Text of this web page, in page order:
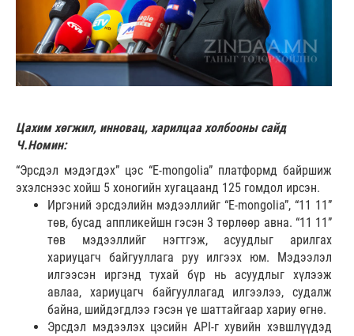
Цахим хөгжил, инновац, харилцаа холбооны сайд
Ч.Номин:
“Эрсдэл мэдэгдэх” цэс “E-mongolia” платформд байршиж
эхэлснээс хойш 5 хоногийн хугацаанд 125 гомдол ирсэн.
Иргэний эрсдэлийн мэдээллийг “E-mongolia”, “11 11”
төв, бусад аппликейшн гэсэн 3 төрлөөр авна. “11 11”
төв мэдээллийг нэгтгэж, асуудлыг арилгах
хариуцагч байгууллага руу илгээх юм. Мэдээлэл
илгээсэн иргэнд тухай бүр нь асуудлыг хүлээж
авлаа, хариуцагч байгууллагад илгээлээ, судалж
байна, шийдэгдлээ гэсэн үе шаттайгаар хариу өгнө.
Эрсдэл мэдээлэх цэсийн API-г хувийн хэвшлүүдэд